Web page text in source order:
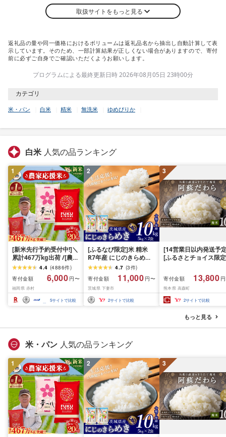
取扱サイトをもっと見る
返礼品の量や同一価格におけるボリュームは返礼品名から抽出し自動計算して表
示しています。そのため、一部計算結果が正しくない場合がありますので、寄付
前に必ずご自身でご確認いただくようお願いします。
プログラムによる最終更新日時 2026年08月05日 23時00分
カテゴリ
米・パン 白米 精米 無洗米 ゆめぴりか
白米 人気の品ランキング
1
[新米先行予約受付中!]＼
累計467万kg出荷 /[農家
応援米]訳あり 令和7年産
令和8年産ふくきらり 夢
つくし 5kg 10kg 15kg
20kg [選べる品種・内容
量・出荷時期]複数原料
米 白米 精米 国産 限定
グ
4.4 (4886件)
寄付金額
6,000 円〜
福岡県 赤村
5サイトで比較
2
[ふるなび限定]米 精米
R7年産 にじのきらめき
10kg 10月 FN-Limited-
4.7 (3件)
寄付金額
11,000 円〜
茨城県 下妻市
2サイトで比較
3
[14営業日以内発送予
[ふるさとチョイス限定
だわら 熊本県 高森町
リジナル米 計
10kg(5kg×2袋)精米 お
米 米 5kg×2 10kg
寄付金額 13,800
熊本県 高森町
2サイトで比較
もっと見る
米・パン 人気の品ランキング
1 2 3